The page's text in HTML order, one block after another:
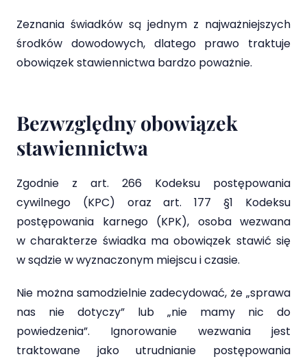
Zeznania świadków są jednym z najważniejszych
środków dowodowych, dlatego prawo traktuje
obowiązek stawiennictwa bardzo poważnie.
Bezwzględny obowiązek
stawiennictwa
Zgodnie z art. 266 Kodeksu postępowania
cywilnego (KPC) oraz art. 177 §1 Kodeksu
postępowania karnego (KPK), osoba wezwana
w charakterze świadka ma obowiązek stawić się
w sądzie w wyznaczonym miejscu i czasie.
Nie można samodzielnie zadecydować, że „sprawa
nas nie dotyczy” lub „nie mamy nic do
powiedzenia”. Ignorowanie wezwania jest
traktowane jako utrudnianie postępowania